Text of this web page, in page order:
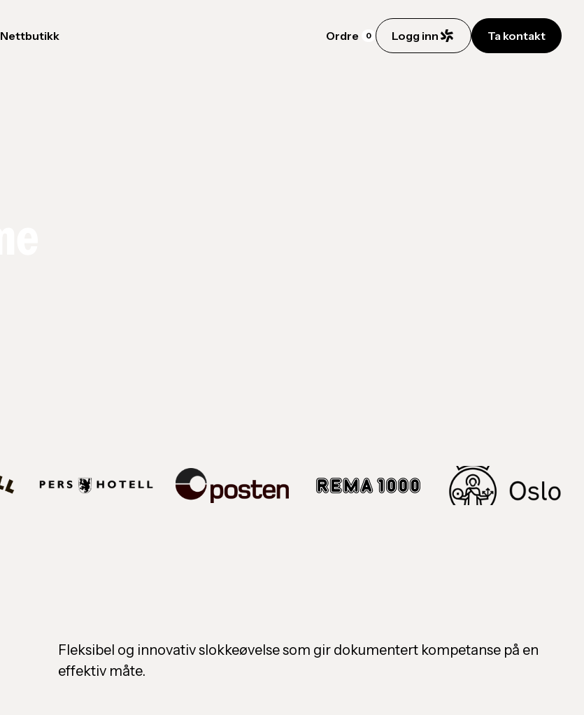
Nettbutikk Ordre 0 Logg inn Ta kontakt
Fleksibel og innovativ slokkeøvelse som gir dokumentert kompetanse på en
effektiv måte.